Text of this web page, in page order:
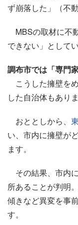
ず崩落した」（不
MBSの取材に不
できない」としてい
調布市では「専門
こうした擁壁を
した自治体もありま
おととしから、
い、市内に擁壁が
ます。
その結果、市内
所あることが判明
傾きなど異変を事
す。